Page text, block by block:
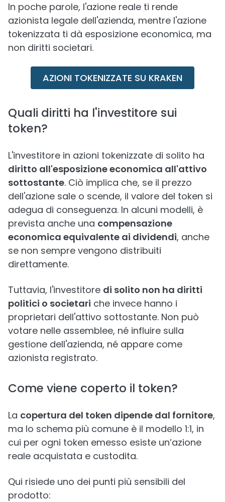
In poche parole, l'azione reale ti rende
azionista legale dell'azienda, mentre l'azione
tokenizzata ti dà esposizione economica, ma
non diritti societari.
AZIONI TOKENIZZATE SU KRAKEN
Quali diritti ha l'investitore sui
token?
L'investitore in azioni tokenizzate di solito ha
diritto all'esposizione economica all'attivo
sottostante. Ciò implica che, se il prezzo
dell'azione sale o scende, il valore del token si
adegua di conseguenza. In alcuni modelli, è
prevista anche una compensazione
economica equivalente ai dividendi, anche
se non sempre vengono distribuiti
direttamente.
Tuttavia, l'investitore di solito non ha diritti
politici o societari che invece hanno i
proprietari dell'attivo sottostante. Non può
votare nelle assemblee, né influire sulla
gestione dell'azienda, né appare come
azionista registrato.
Come viene coperto il token?
La copertura del token dipende dal fornitore,
ma lo schema più comune è il modello 1:1, in
cui per ogni token emesso esiste un’azione
reale acquistata e custodita.
Qui risiede uno dei punti più sensibili del
prodotto: